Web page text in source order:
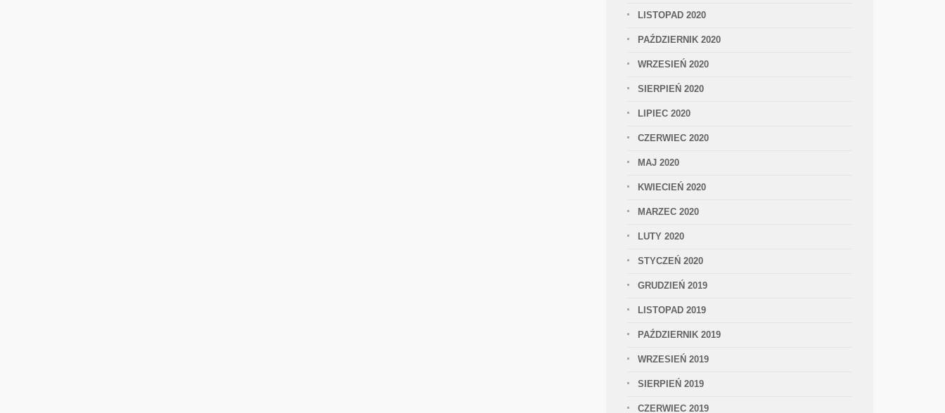
LISTOPAD 2020
PAŹDZIERNIK 2020
WRZESIEŃ 2020
SIERPIEŃ 2020
LIPIEC 2020
CZERWIEC 2020
MAJ 2020
KWIECIEŃ 2020
MARZEC 2020
LUTY 2020
STYCZEŃ 2020
GRUDZIEŃ 2019
LISTOPAD 2019
PAŹDZIERNIK 2019
WRZESIEŃ 2019
SIERPIEŃ 2019
CZERWIEC 2019